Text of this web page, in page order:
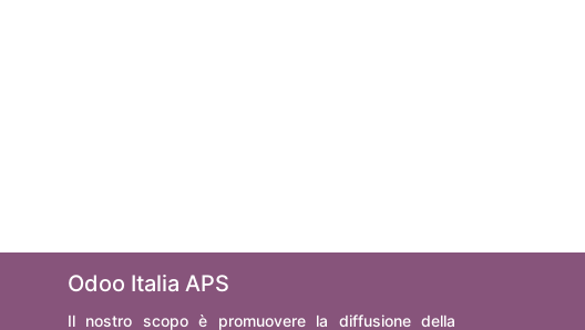
Odoo Italia APS
Il nostro scopo è promuovere la diffusione della